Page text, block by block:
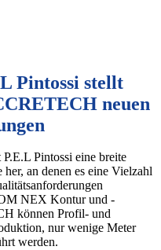
Pintossi stellt
neuen
Pintossi eine breite
an denen es eine Vielzahl
NEX Kontur und -
können Profil- und
nur wenige Meter
werden.